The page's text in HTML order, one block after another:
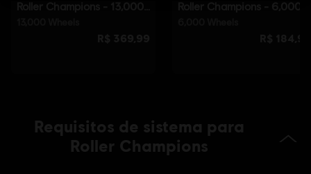
Requisitos de sistema para
Roller Champions